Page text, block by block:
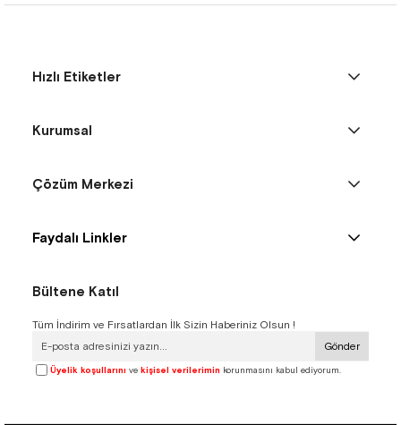
Hızlı Etiketler
Kurumsal
Çözüm Merkezi
Faydalı Linkler
Bültene Katıl
Tüm İndirim ve Fırsatlardan İlk Sizin Haberiniz Olsun !
Gönder
Üyelik koşullarını ve kişisel verilerimin korunmasını kabul ediyorum.